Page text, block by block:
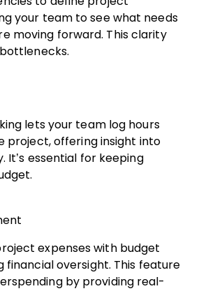
your team to see what needs
moving forward. This clarity
lets your team log hours
project, offering insight into
It’s essential for keeping
expenses with budget
financial oversight. This feature
by providing real-